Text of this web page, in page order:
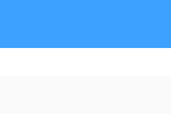
δηλούντος το θάνατο στο